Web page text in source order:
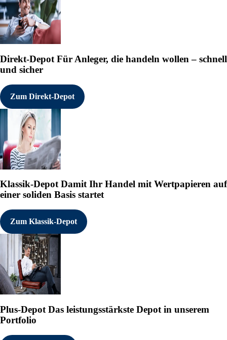
Direkt-Depot Für Anleger, die handeln wollen – schnell
und sicher
Zum Direkt-Depot
Klassik-DepotDamit Ihr Handel mit Wertpapieren auf
einer soliden Basis startet
Zum Klassik-Depot
Plus-Depot Das leistungsstärkste Depot in unserem
Portfolio